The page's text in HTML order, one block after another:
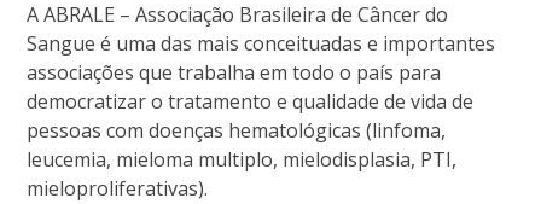
A ABRALE – Associação Brasileira de Câncer do
Sangue é uma das mais conceituadas e importantes
associações que trabalha em todo o país para
democratizar o tratamento e qualidade de vida de
pessoas com doenças hematológicas (linfoma,
leucemia, mieloma multiplo, mielodisplasia, PTI,
mieloproliferativas).